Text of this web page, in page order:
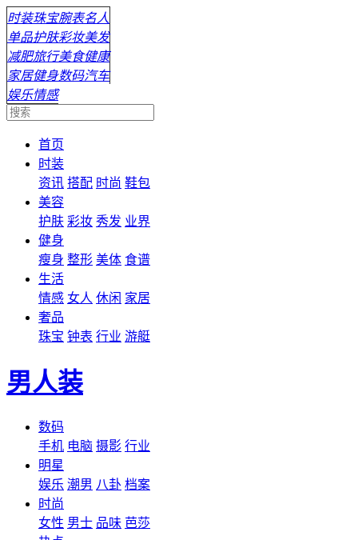
时装珠宝腕表名人
单品护肤彩妆美发
减肥旅行美食健康
家居健身数码汽车
娱乐情感
首页
时装
资讯 搭配 时尚 鞋包
美容
护肤 彩妆 秀发 业界
健身
瘦身 整形 美体 食谱
生活
情感 女人 休闲 家居
奢品
珠宝 钟表 行业 游艇
男人装
数码
手机 电脑 摄影 行业
明星
娱乐 潮男 八卦 档案
时尚
女性 男士 品味 芭莎